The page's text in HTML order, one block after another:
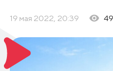
19 мая 2022, 20:39